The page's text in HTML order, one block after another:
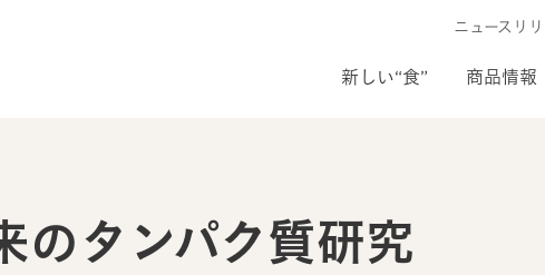
新しい“食” 商品情報
ニュースリリ
のタンパク質研究